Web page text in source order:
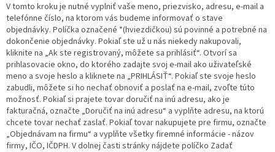
V tomto kroku je nutné vyplniť vaše meno, priezvisko, adresu, e-mail a
telefónne číslo, na ktorom vás budeme informovať o stave
objednávky. Políčka označené *(hviezdičkou) sú povinné a potrebné na
dokončenie objednávky. Pokiaľ ste už u nás niekedy nakupovali,
kliknite na „Ak ste registrovaný, môžete sa prihlásiť“. Otvorí sa
prihlasovacie okno, do ktorého zadajte svoj e-mail ako uživateľské
meno a svoje heslo a kliknete na „PRIHLÁSIŤ“. Pokiaľ ste svoje heslo
zabudli, môžete si ho nechať obnoviť a poslať na e-mail, zvoľte túto
možnosť. Pokiaľ si prajete tovar doručiť na inú adresu, ako je
fakturačná, označte „Doručiť na inú adresu“ a vyplňte adresu, na ktorú
chcete tovar nechať zaslať. Pokiaľ tovar nakupujete pre firmu, označte
„Objednávam na firmu“ a vyplňte všetky firemné informácie - názov
firmy, IČO, IČDPH. V dolnej časti stránky nájdete políčko Zadať